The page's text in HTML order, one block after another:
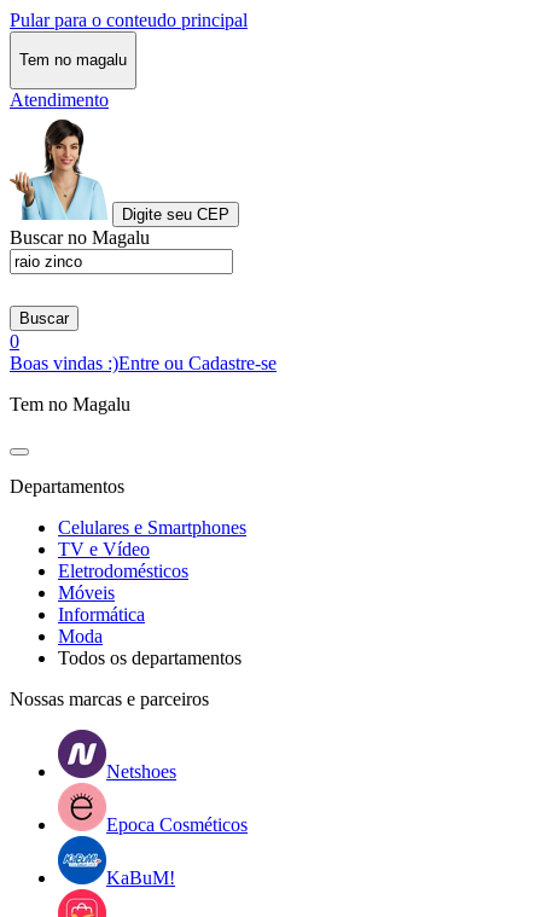
Pular para o conteudo principal
Tem no magalu
Atendimento
Digite seu CEP
Buscar no Magalu
Buscar
0
Boas vindas :)Entre ou Cadastre-se
Tem no Magalu
Departamentos
Celulares e Smartphones
TV e Vídeo
Eletrodomésticos
Móveis
Informática
Moda
Todos os departamentos
Nossas marcas e parceiros
Netshoes
Epoca Cosméticos
KaBuM!